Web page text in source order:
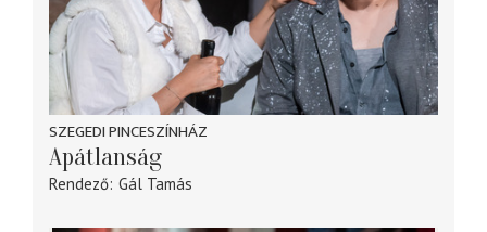
SZEGEDI PINCESZÍNHÁZ
Apátlanság
Rendező Gál Tamás